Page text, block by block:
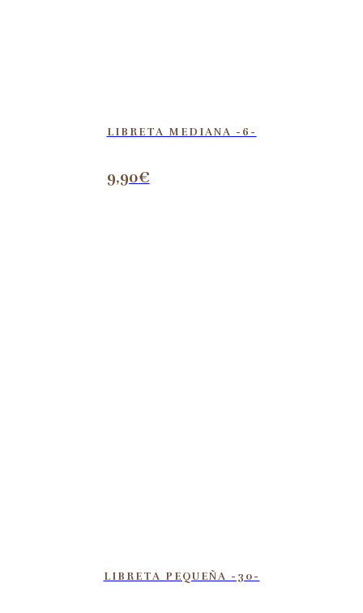
LIBRETA MEDIANA -6-
9,90€
LIBRETA PEQUEÑA -30-